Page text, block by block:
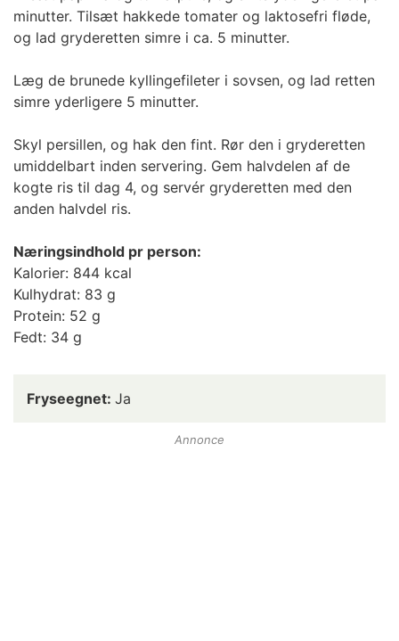
minutter. Tilsæt hakkede tomater og laktosefri fløde,
og lad gryderetten simre i ca. 5 minutter.
Læg de brunede kyllingefileter i sovsen, og lad retten
simre yderligere 5 minutter.
Skyl persillen, og hak den fint. Rør den i gryderetten
umiddelbart inden servering. Gem halvdelen af de
kogte ris til dag 4, og servér gryderetten med den
anden halvdel ris.
Næringsindhold pr person:
Kalorier: 844 kcal
Kulhydrat: 83 g
Protein: 52 g
Fedt: 34 g
Fryseegnet: Ja
Annonce